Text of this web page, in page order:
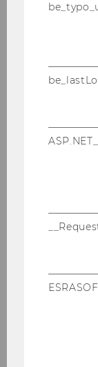
Am 16.
Fest­saal 1
vent*innen
ten allen
folg­rei­chen…